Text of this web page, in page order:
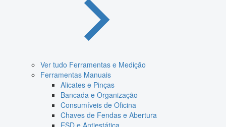
Ver tudo Ferramentas e Medição
Ferramentas Manuais
Alicates e Pinças
Bancada e Organização
Consumíveis de Oficina
Chaves de Fendas e Abertura
ESD e Antiestática